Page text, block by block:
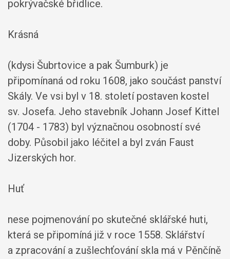
pokrývačské břidlice.
Krásná
(kdysi Šubrtovice a pak Šumburk) je
připomínaná od roku 1608, jako součást panství
Skály. Ve vsi byl v 18. století postaven kostel
sv. Josefa. Jeho stavebník Johann Josef Kittel
(1704 - 1783) byl význačnou osobností své
doby. Působil jako léčitel a byl zván Faust
Jizerských hor.
Huť
nese pojmenování po skutečné sklářské huti,
která se připomíná již v roce 1558. Sklářství
a zpracování a zušlechťování skla má v Pěnčíně